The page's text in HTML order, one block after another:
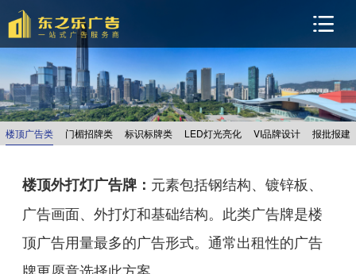
楼顶广告类 门楣招牌类 标识标牌类 LED灯光亮化 VI品牌设计 报批报建
楼顶外打灯广告牌： 元素包括钢结构、镀锌板、
广告画面、外打灯和基础结构。此类广告牌是楼
顶广告用量最多的广告形式。通常出租性的广告